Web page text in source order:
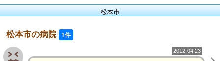
松本市
松本市の病院 1件
2012-04-23